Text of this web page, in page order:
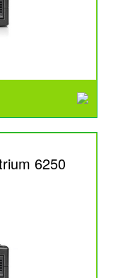
6250